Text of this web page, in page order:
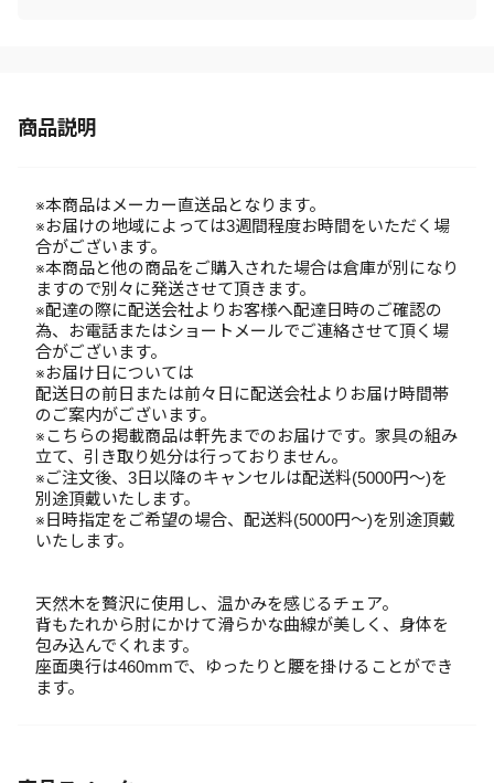
商品説明
※本商品はメーカー直送品となります。
※お届けの地域によっては3週間程度お時間をいただく場
合がございます。
※本商品と他の商品をご購入された場合は倉庫が別になり
ますので別々に発送させて頂きます。
※配達の際に配送会社よりお客様へ配達日時のご確認の
為、お電話またはショートメールでご連絡させて頂く場
合がございます。
※お届け日については
配送日の前日または前々日に配送会社よりお届け時間帯
のご案内がございます。
※こちらの掲載商品は軒先までのお届けです。家具の組み
立て、引き取り処分は行っておりません。
※ご注文後、3日以降のキャンセルは配送料(5000円～)を
別途頂戴いたします。
※日時指定をご希望の場合、配送料(5000円～)を別途頂戴
いたします。
天然木を贅沢に使用し、温かみを感じるチェア。
背もたれから肘にかけて滑らかな曲線が美しく、身体を
包み込んでくれます。
座面奥行は460mmで、ゆったりと腰を掛けることができ
ます。